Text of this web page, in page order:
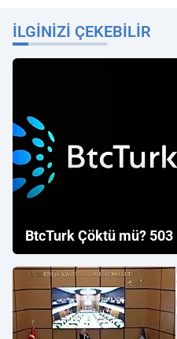
İLGINIZI ÇEKEBILIR
BtcTurk Çöktü mü? 503